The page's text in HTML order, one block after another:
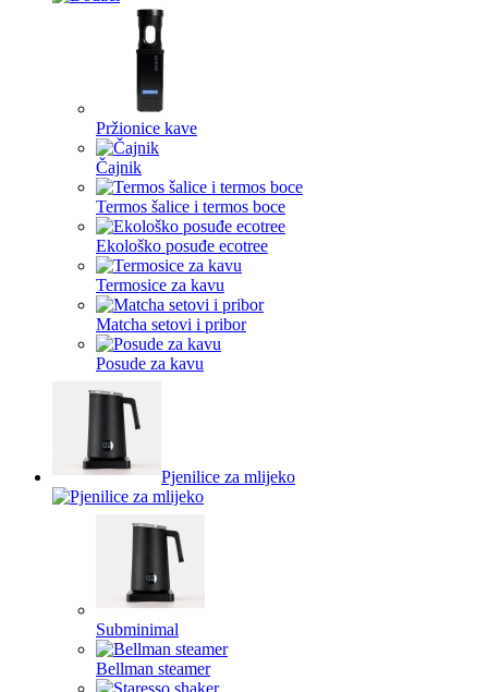
Pržionice kave
Čajnik
Termos šalice i termos boce
Ekološko posuđe ecotree
Termosice za kavu
Matcha setovi i pribor
Posude za kavu
Pjenilice za mlijeko
Subminimal
Bellman steamer